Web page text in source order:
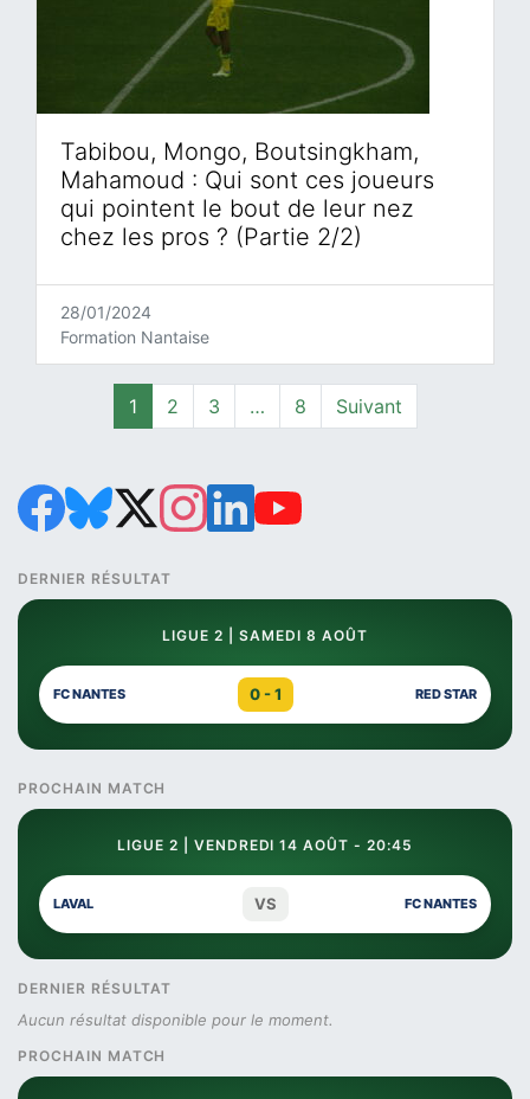
Tabibou, Mongo, Boutsingkham,
Mahamoud : Qui sont ces joueurs
qui pointent le bout de leur nez
chez les pros ? (Partie 2/2)
28/01/2024
Formation Nantaise
Page
1 Page
2 Page
3 … Page
8 Suivant
DERNIER RÉSULTAT
LIGUE 2 | SAMEDI 8 AOÛT
FC NANTES 0 - 1 RED STAR
PROCHAIN MATCH
LIGUE 2 | VENDREDI 14 AOÛT - 20:45
LAVAL VS FC NANTES
DERNIER RÉSULTAT
Aucun résultat disponible pour le moment.
PROCHAIN MATCH